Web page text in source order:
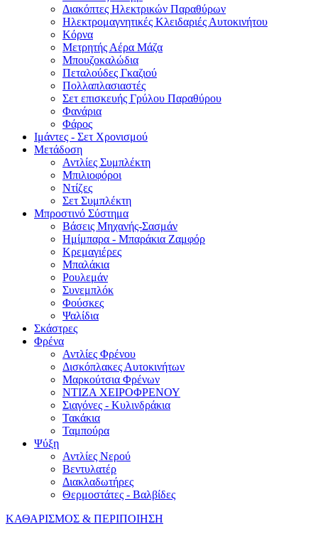
Διακόπτες Ηλεκτρικών Παραθύρων
Ηλεκτρομαγνητικές Κλειδαριές Αυτοκινήτου
Κόρνα
Μετρητής Αέρα Μάζα
Μπουζοκαλώδια
Πεταλούδες Γκαζιού
Πολλαπλασιαστές
Σετ επισκευής Γρύλου Παραθύρου
Φανάρια
Φάρος
Ιμάντες - Σετ Χρονισμού
Μετάδοση
Αντλίες Συμπλέκτη
Μπιλιοφόροι
Ντίζες
Σετ Συμπλέκτη
Μπροστινό Σύστημα
Βάσεις Μηχανής-Σασμάν
Ημίμπαρα - Μπαράκια Ζαμφόρ
Κρεμαγιέρες
Μπαλάκια
Ρουλεμάν
Συνεμπλόκ
Φούσκες
Ψαλίδια
Σκάστρες
Φρένα
Αντλίες Φρένου
Δισκόπλακες Αυτοκινήτων
Μαρκούτσια Φρένων
ΝΤΙΖΑ ΧΕΙΡΟΦΡΕΝΟΥ
Σιαγόνες - Κυλινδράκια
Τακάκια
Ταμπούρα
Ψύξη
Αντλίες Νερού
Βεντυλατέρ
Διακλαδωτήρες
Θερμοστάτες - Βαλβίδες
ΚΑΘΑΡΙΣΜΟΣ & ΠΕΡΙΠΟΙΗΣΗ